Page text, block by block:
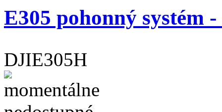
E305 pohonný systém -
DJIE305H